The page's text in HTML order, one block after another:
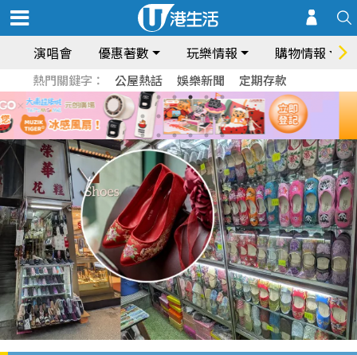
演唱會 優惠著數 玩樂情報 購物情報
熱門關鍵字： 公屋熱話 娛樂新聞 定期存款